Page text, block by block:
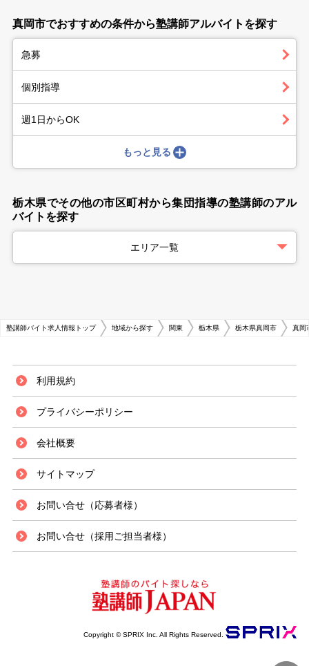
真岡市でおすすめの条件から塾講師アルバイトを探す
急募
個別指導
週1日からOK
もっと見る
栃木県でその他の市区町村から集団指導の塾講師のアル
バイトを探す
エリア一覧
塾講師バイト求人情報トップ 地域から探す 関東 栃木県 栃木県真岡市 真岡
利用規約
プライバシーポリシー
会社概要
サイトマップ
お問い合せ（応募者様）
お問い合せ（採用ご担当者様）
Copyright © SPRIX Inc. All Rights Reserved.